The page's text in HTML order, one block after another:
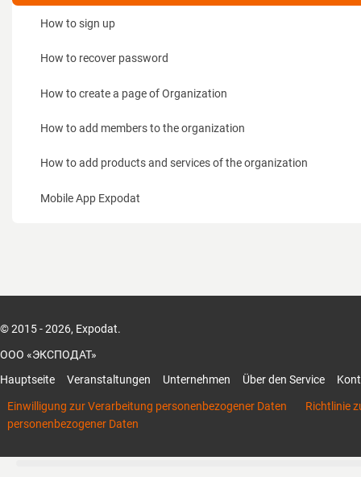
für Aussteller
für Veranstalter
für Besucher
Wie funktioniert das für Aussteller?
Wie funktioniert das System für Veranstalter
Wie funktioniert das System für Besucher
How to sign up
How to recover password
How to create a page of Organization
How to add members to the organization
How to add products and services of the organization
Mobile App Expodat
© 2015 - 2026, Expodat.
ООО «ЭКСПОДАТ»
Hauptseite
Veranstaltungen Unternehmen Über den Service
Einwilligung zur Verarbeitung personenbezogener Daten
Richtlinie
personenbezogener Daten